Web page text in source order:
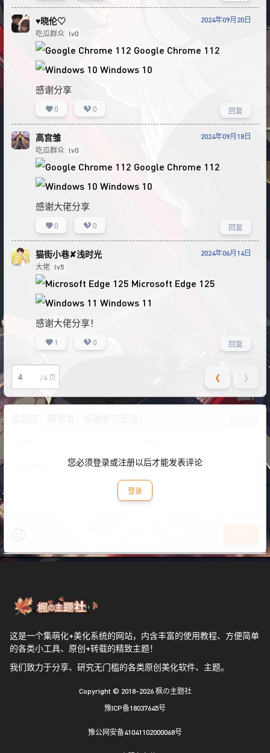
♥晓伦♡
吃瓜群众 lv0
2024年09月20日
Google Chrome 112
Windows 10
感谢分享
0 0 回复
高宫雏
吃瓜群众 lv0
2024年09月18日
Google Chrome 112
Windows 10
感谢大佬分享
0 0 回复
猫街小巷✘浅时光
大佬 lv5
2024年06月14日
Microsoft Edge 125
Windows 11
感谢大佬分享！
1 0 回复
/4 页 ❮ ❯
您必须登录或注册以后才能发表评论
登录
这是一个集萌化+美化系统的网站，内含丰富的使用教程、方便简单
的各类小工具、原创+转载的精致主题！
我们致力于分享、研究无门槛的各类原创美化软件、主题。
Copyright © 2018-2026枫の主题社
豫ICP备18037645号
豫公网安备41041102000068号